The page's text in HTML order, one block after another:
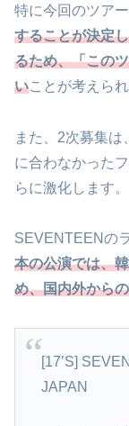
特に今回のツアー
することが決定
るため、「この
いことが考えられ
また、2次募集は
に合わなかった
らに激化します。
SEVENTEENの
本の公演では、
め、国内外から
[17’S]
JAPAN